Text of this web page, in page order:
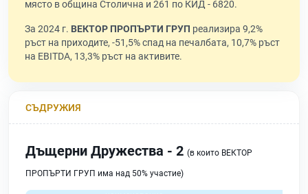
място в община Столична и 261 по КИД - 6820.
За 2024 г. ВЕКТОР ПРОПЪРТИ ГРУП реализира 9,2%
ръст на приходите, -51,5% спад на печалбата, 10,7% ръст
на EBITDA, 13,3% ръст на активите.
СЪДРУЖИЯ
Дъщерни Дружества - 2 (в които ВЕКТОР
ПРОПЪРТИ ГРУП има над 50% участие)